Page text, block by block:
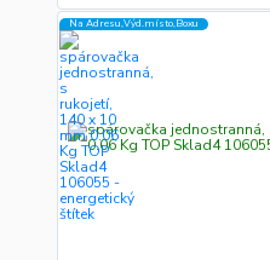
Na Adresu,Výd.místo,Boxu